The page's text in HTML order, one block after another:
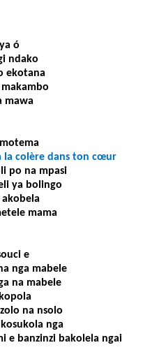
ó
ndako
ekotana
mawa
la colère dans ton cœur
po na mpasi
ya bolingo
mama
e
nga mabele
na mabele
na nsolo
nga
e banzinzi bakolela ngai